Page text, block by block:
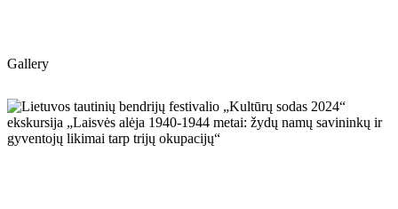
Gallery